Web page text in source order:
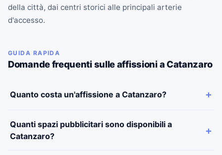
della città, dai centri storici alle principali arterie
d'accesso.
GUIDA RAPIDA
Domande frequenti sulle affissioni a Catanzaro
Quanto costa un'affissione a Catanzaro?
Quanti spazi pubblicitari sono disponibili a
Catanzaro?